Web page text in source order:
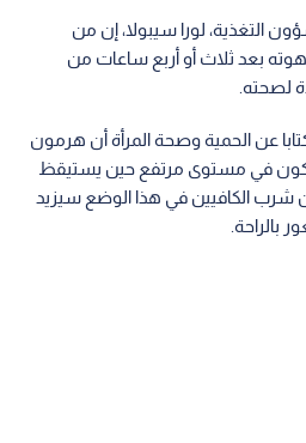
التغذية، لورا سيبولا، إن من
بعد ثلاث أو أربع ساعات من
لصحته.
عن الحمية وصحة المرأة أن هرمون
يكون في مستوى مرتفع حين يستيقظ
شرب الكافيين في هذا الوضع سيزيد
بالراحة.